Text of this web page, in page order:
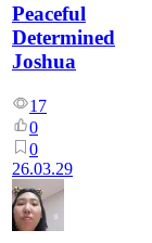
Peaceful
Determined
Joshua
17
0
0
26.03.29